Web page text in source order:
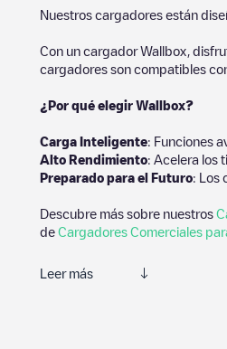
Nuestros cargadores están
Con un cargador Wallbox,
cargadores son compatibles
¿Por qué elegir Wallbox?
Carga Inteligente: Funciones
Alto Rendimiento: Acelera los
Preparado para el Futuro: Los
Descubre más sobre nuestros
de Cargadores Comerciales
Leer más